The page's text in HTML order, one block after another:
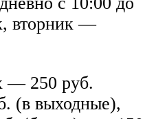
вторник —
— 250 руб.
(в выходные),